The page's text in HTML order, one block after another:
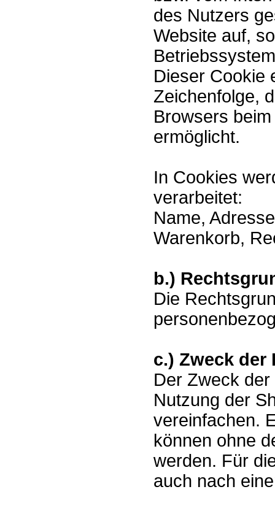
des Nutzers
Website auf,
Dieser Cookie
Zeichenfolge,
Browsers
ermöglicht.
In Cookies
verarbeitet:
Name,
Warenkorb,
b.)
Die
c.) Zweck der
Der Zweck
Nutzung der
vereinfachen.
können ohne
werden. Für
auch nach